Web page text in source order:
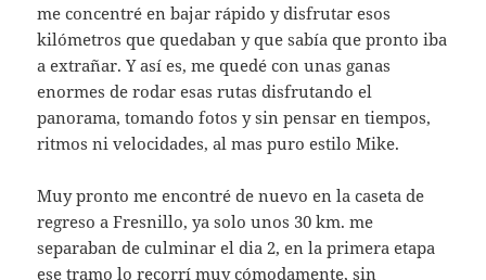
me concentré en bajar rápido y disfrutar esos
kilómetros que quedaban y que sabía que pronto iba
a extrañar. Y así es, me quedé con unas ganas
enormes de rodar esas rutas disfrutando el
panorama, tomando fotos y sin pensar en tiempos,
ritmos ni velocidades, al mas puro estilo Mike.
Muy pronto me encontré de nuevo en la caseta de
regreso a Fresnillo, ya solo unos 30 km. me
separaban de culminar el dia 2, en la primera etapa
ese tramo lo recorrí muy cómodamente, sin